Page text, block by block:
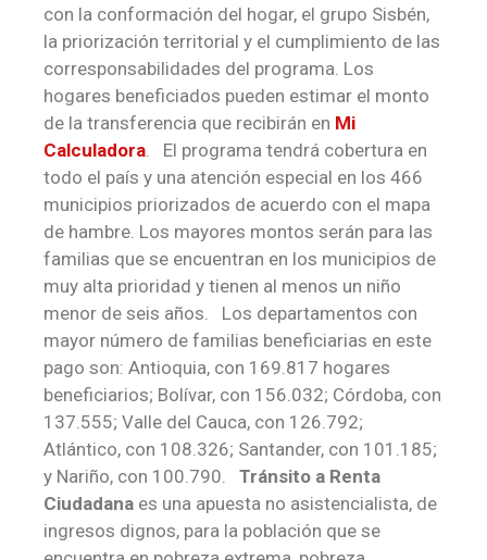
con la conformación del hogar, el grupo Sisbén,
la priorización territorial y el cumplimiento de las
corresponsabilidades del programa. Los
hogares beneficiados pueden estimar el monto
de la transferencia que recibirán en Mi
Calculadora . El programa tendrá cobertura en
todo el país y una atención especial en los 466
municipios priorizados de acuerdo con el mapa
de hambre. Los mayores montos serán para las
familias que se encuentran en los municipios de
muy alta prioridad y tienen al menos un niño
menor de seis años. Los departamentos con
mayor número de familias beneficiarias en este
pago son: Antioquia, con 169.817 hogares
beneficiarios; Bolívar, con 156.032; Córdoba, con
137.555; Valle del Cauca, con 126.792;
Atlántico, con 108.326; Santander, con 101.185;
y Nariño, con 100.790. Tránsito a Renta
Ciudadana es una apuesta no asistencialista, de
ingresos dignos, para la población que se